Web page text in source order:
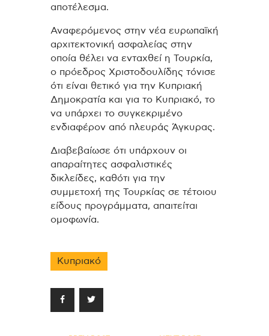
αποτέλεσμα.
Αναφερόμενος στην νέα ευρωπαϊκή
αρχιτεκτονική ασφαλείας στην
οποία θέλει να ενταχθεί η Τουρκία,
ο πρόεδρος Χριστοδουλίδης τόνισε
ότι είναι θετικό για την Κυπριακή
Δημοκρατία και για το Κυπριακό, το
να υπάρχει το συγκεκριμένο
ενδιαφέρον από πλευράς Άγκυρας.
Διαβεβαίωσε ότι υπάρχουν οι
απαραίτητες ασφαλιστικές
δικλείδες, καθότι για την
συμμετοχή της Τουρκίας σε τέτοιου
είδους προγράμματα, απαιτείται
ομοφωνία.
Κυπριακό